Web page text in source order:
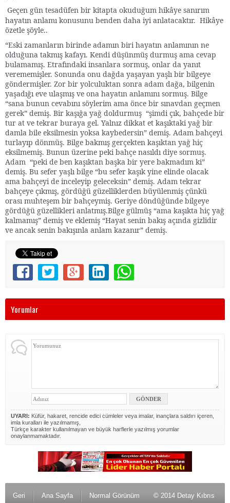
Geçen gün tesadüfen bir kitapta okuduğum hikâye sanırım
hayatın anlamı konusunu benden daha iyi anlatacaktır. Hikâye
özetle şöyle..
“Eski zamanların birinde adamın biri hayatın anlamının ne
olduğuna takmış kafayı. Kendi düşünmüş durmuş ama cevap
bulamamış. Etrafındaki insanlara sormuş, onlar da yanıt
verememişler. Sonunda onu dağda yaşayan yaşlı bir bilgeye
göndermişler. Zor bir yolculuktan sonra adam dağa, bilgenin
yaşadığı eve ulaşmış ve ona hayatın anlamını sormuş. Bilge
“sana bunun cevabını söylerim ama önce bir sınavdan geçmen
gerek” demiş. Bir kaşığa yağ doldurmuş “şimdi çık, bahçede bir
tur at ve tekrar buraya gel. Yalnız dikkat et kaşıktaki yağ bir
damla bile eksilmesin yoksa kaybedersin” demiş. Adam bahçeyi
turlayıp dönmüş. Bilge bakmış gerçekten kaşıktan yağ hiç
eksilmemiş. Bunun üzerine peki bahçe nasıldı diye sormuş.
Adam “peki de ben kaşıktan başka bir yere bakmadım ki”
demiş. Bu sefer yaşlı bilge “bu sefer kaşık yine elinde olacak
ama bahçeyi de inceleyip geleceksin” demiş. Adam tekrar
bahçeye çıkmış, gördüğü güzelliklerden büyülenmiş çünkü
orası muhteşem bir bahçeymiş. Geriye döndüğünde bilgeye
gördüğü güzellikleri anlatmış.Bilge gülmüş “ama kaşıkta hiç yağ
kalmamış” demiş ve eklemiş “Hayat senin bakış açında gizlidir
ve ancak senin bakışınla anlam kazanır” demiş.
Yorumlar
UYARI: Küfür, hakaret, rencide edici cümleler veya imalar, inançlara saldırı içeren,
imla kuralları ile yazılmamış,
Türkçe karakter kullanılmayan ve büyük harflerle yazılmış yorumlar
onaylanmamaktadır.
Geri Ana Sayfa Normal Görünüm © 2014 Detay Kıbrıs